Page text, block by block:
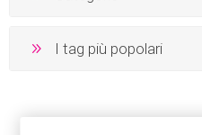
I tag più popolari